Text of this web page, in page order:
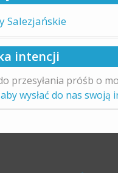
Salezjańskie
intencji
przesyłania próśb o
wysłać do nas swoją